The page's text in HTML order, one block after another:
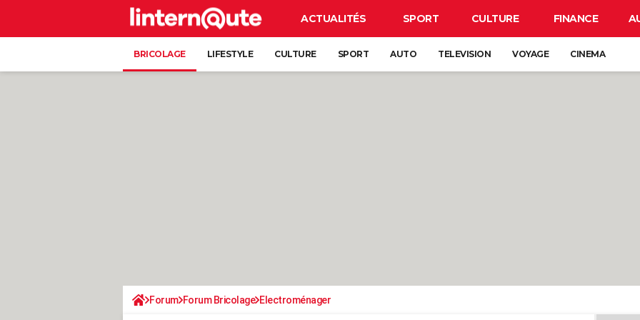
ACTUALITÉS SPORT CULTURE FINANCE
BRICOLAGE LIFESTYLE CULTURE SPORT AUTO TELEVISION VOYAGE CINEMA
Forum Forum Bricolage Electroménager